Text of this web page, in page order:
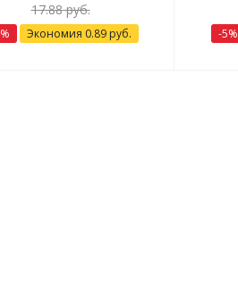
17.88руб.
% Экономия 0.89руб. -5%